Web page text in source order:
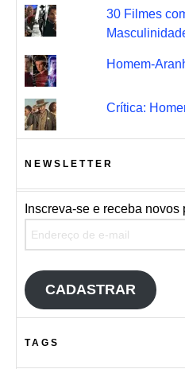
30 Filmes
Homem-
Crítica:
NEWSLETTER
Inscreva-se e receba novos
CADASTRAR
TAGS